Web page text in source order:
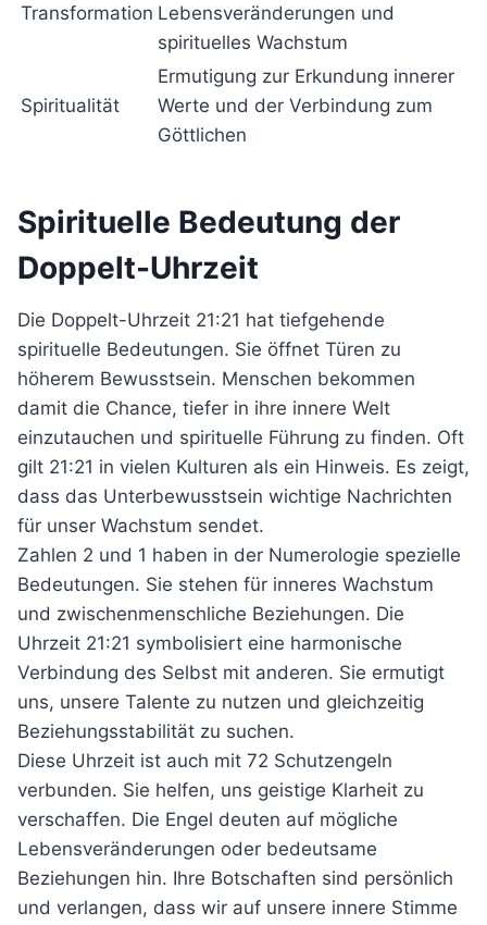
Transformation Lebensveränderungen und
spirituelles Wachstum
Spiritualität
Ermutigung zur Erkundung innerer
Werte und der Verbindung zum
Göttlichen
Spirituelle Bedeutung der
Doppelt-Uhrzeit
Die Doppelt-Uhrzeit 21:21 hat tiefgehende
spirituelle Bedeutungen. Sie öffnet Türen zu
höherem Bewusstsein. Menschen bekommen
damit die Chance, tiefer in ihre innere Welt
einzutauchen und spirituelle Führung zu finden. Oft
gilt 21:21 in vielen Kulturen als ein Hinweis. Es zeigt,
dass das Unterbewusstsein wichtige Nachrichten
für unser Wachstum sendet.
Zahlen 2 und 1 haben in der Numerologie spezielle
Bedeutungen. Sie stehen für inneres Wachstum
und zwischenmenschliche Beziehungen. Die
Uhrzeit 21:21 symbolisiert eine harmonische
Verbindung des Selbst mit anderen. Sie ermutigt
uns, unsere Talente zu nutzen und gleichzeitig
Beziehungsstabilität zu suchen.
Diese Uhrzeit ist auch mit 72 Schutzengeln
verbunden. Sie helfen, uns geistige Klarheit zu
verschaffen. Die Engel deuten auf mögliche
Lebensveränderungen oder bedeutsame
Beziehungen hin. Ihre Botschaften sind persönlich
und verlangen, dass wir auf unsere innere Stimme